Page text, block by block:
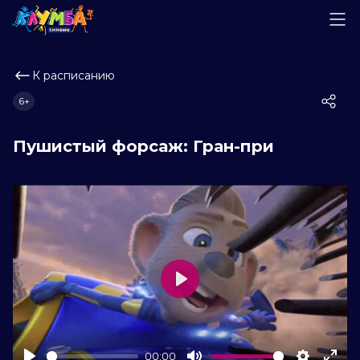
К расписанию
Пушистый форсаж: Гран-при
6+
00:00
Play